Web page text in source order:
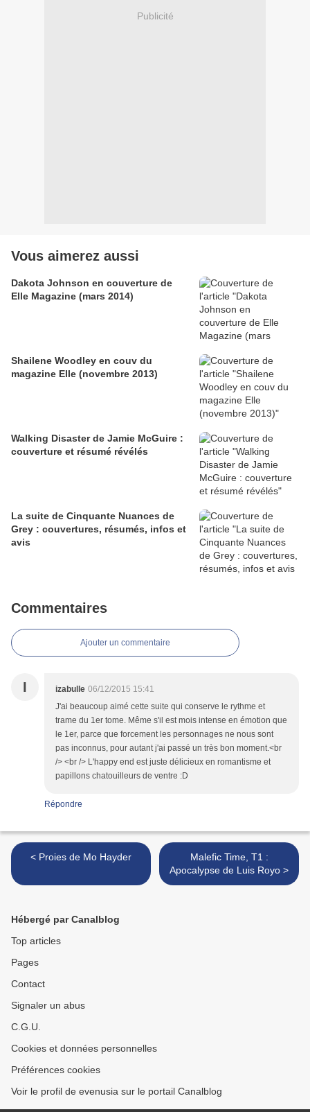
Publicité
Vous aimerez aussi
Dakota Johnson en couverture de
Elle Magazine (mars 2014)
Shailene Woodley en couv du
magazine Elle (novembre 2013)
Walking Disaster de Jamie McGuire :
couverture et résumé révélés
La suite de Cinquante Nuances de
Grey : couvertures, résumés, infos et
avis
Commentaires
Ajouter un commentaire
I izabulle 06/12/2015 15:41
J'ai beaucoup aimé cette suite qui conserve le rythme et
trame du 1er tome. Même s'il est mois intense en émotion que
le 1er, parce que forcement les personnages ne nous sont
pas inconnus, pour autant j'ai passé un très bon moment.<br
/> <br /> L'happy end est juste délicieux en romantisme et
papillons chatouilleurs de ventre :D
Répondre
< Proies de Mo Hayder
Malefic Time, T1 :
Apocalypse de Luis Royo >
Hébergé par Canalblog
Top articles
Pages
Contact
Signaler un abus
C.G.U.
Cookies et données personnelles
Préférences cookies
Voir le profil de evenusia sur le portail Canalblog